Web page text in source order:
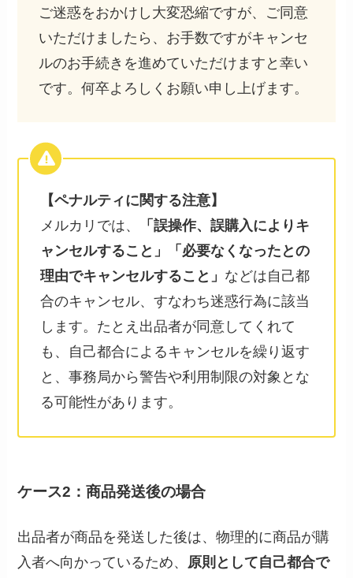
ご迷惑をおかけし大変恐縮ですが、ご同意
いただけましたら、お手数ですがキャンセ
ルのお手続きを進めていただけますと幸い
です。何卒よろしくお願い申し上げます。
【ペナルティに関する注意】
メルカリでは、
「誤操作、誤購入によりキ
ャンセルすること」「必要なくなったとの
理由でキャンセルすること」 などは自己都
合のキャンセル、すなわち迷惑行為に該当
します。たとえ出品者が同意してくれて
も、自己都合によるキャンセルを繰り返す
と、事務局から警告や利用制限の対象とな
る可能性があります。
ケース2：商品発送後の場合
出品者が商品を発送した後は、物理的に商品が購
入者へ向かっているため、 原則として自己都合で